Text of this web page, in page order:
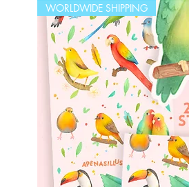
WORLDWIDE SHIPPING